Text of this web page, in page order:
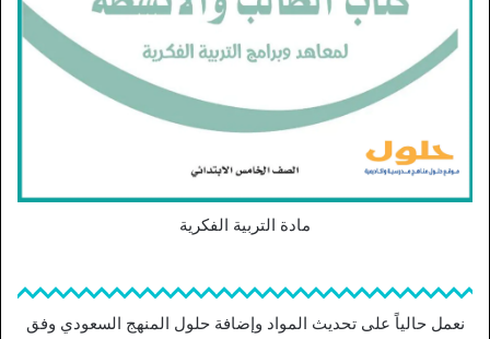
مادة التربية الفكرية
نعمل حالياً على تحديث المواد وإضافة حلول المنهج السعودي وفق